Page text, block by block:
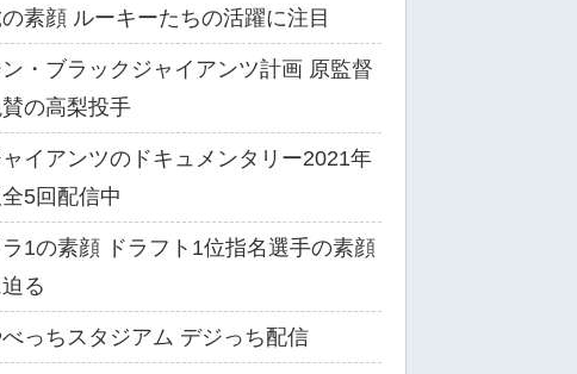
の素顔 ルーキーたちの活躍に注目
ン・ブラックジャイアンツ計画 原監督
の高梨投手
ャイアンツのドキュメンタリー2021年
5回配信中
ラ1の素顔 ドラフト1位指名選手の素顔
る
っちスタジアム デジっち配信